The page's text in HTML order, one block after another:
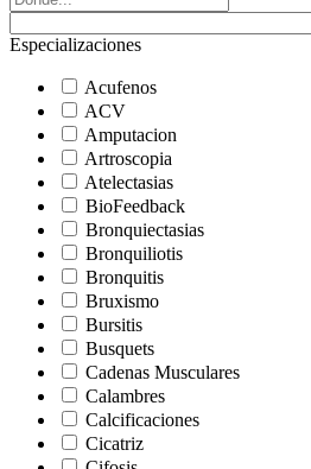
Especializaciones
Acufenos
ACV
Amputacion
Artroscopia
Atelectasias
BioFeedback
Bronquiectasias
Bronquiliotis
Bronquitis
Bruxismo
Bursitis
Busquets
Cadenas Musculares
Calambres
Calcificaciones
Cicatriz